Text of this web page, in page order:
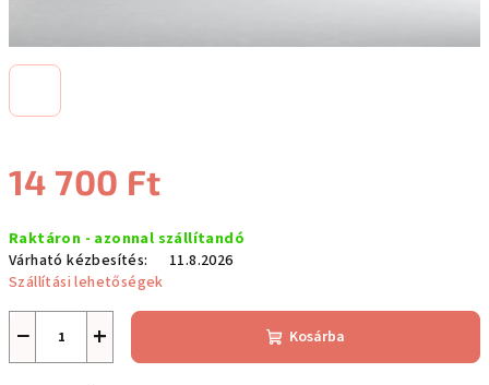
14 700 Ft
Raktáron - azonnal szállítandó
Várható kézbesítés:
11.8.2026
Szállítási lehetőségek
+
− Kosárba